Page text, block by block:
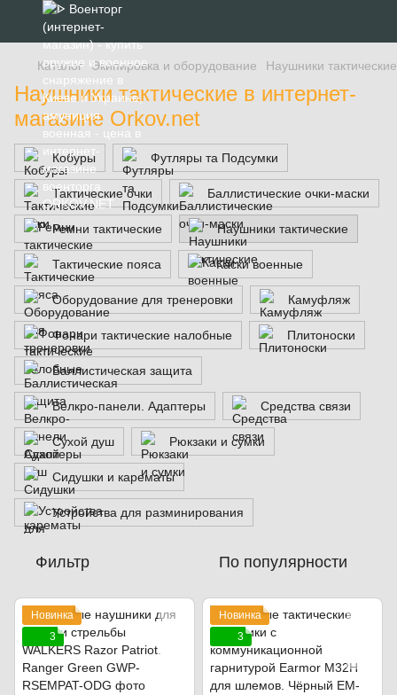
Каталог Экипировка и оборудование Наушники тактические
Наушники тактические в интернет-
магазине Orkov.net
Кобуры Футляры та Подсумки
Тактические очки Баллистические очки-маски
Ремни тактические Наушники тактические
Тактические пояса Каски военные
Оборудование для тренеровки Камуфляж
Фонари тактические налобные Плитоноски
Баллистическая защита
Велкро-панели. Адаптеры Средства связи
Сухой душ Рюкзаки и сумки
Сидушки и карематы
Устройства для разминирования
Фильтр По популярности
Новинка
3
Новинка
3